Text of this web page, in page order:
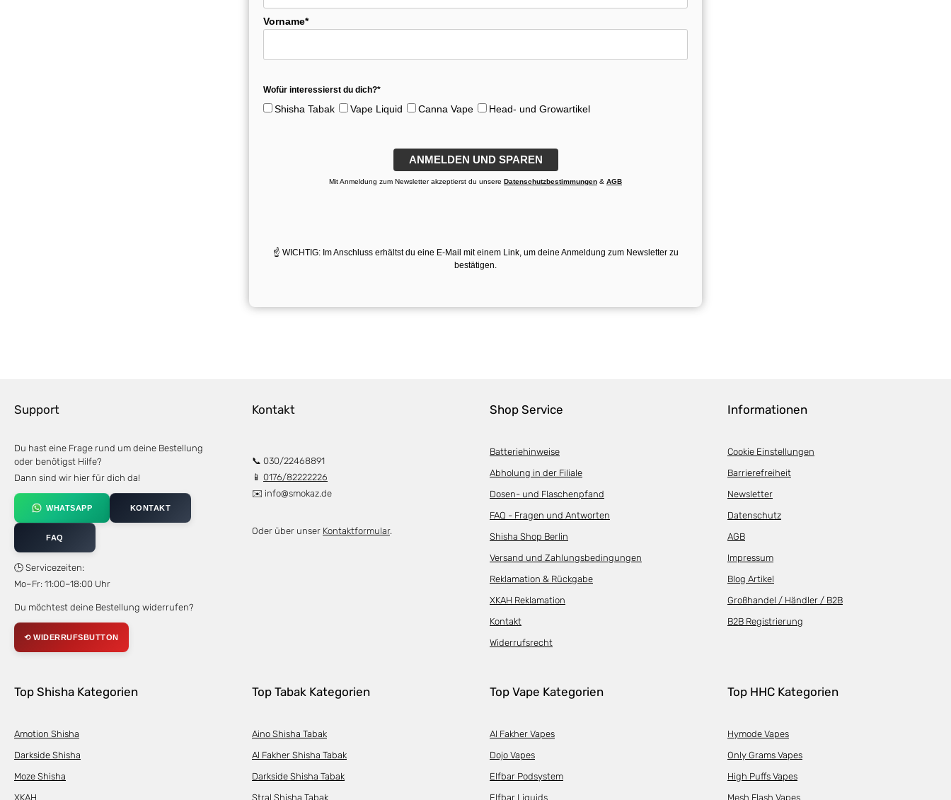
Vorname*
Wofür interessierst du dich?*
Shisha Tabak Vape Liquid Canna Vape Head- und Growartikel
ANMELDEN UND SPAREN
Mit Anmeldung zum Newsletter akzeptierst du unsere Datenschutzbestimmungen & AGB
☝️ WICHTIG: Im Anschluss erhältst du eine E-Mail mit einem Link, um deine Anmeldung zum Newsletter zu
bestätigen.
Support
Du hast eine Frage rund um deine Bestellung
oder benötigst Hilfe?
Dann sind wir hier für dich da!
WHATSAPP KONTAKT
FAQ
🕒 Servicezeiten:
Mo–Fr: 11:00–18:00 Uhr
Du möchtest deine Bestellung widerrufen?
⟲ WIDERRUFSBUTTON
Kontakt
📞 030/22468891
📱 0176/82222226
✉️ info@smokaz.de
Oder über unser Kontaktformular.
Shop Service
Batteriehinweise
Abholung in der Filiale
Dosen- und Flaschenpfand
FAQ - Fragen und Antworten
Shisha Shop Berlin
Versand und Zahlungsbedingungen
Reklamation & Rückgabe
XKAH Reklamation
Kontakt
Widerrufsrecht
Informationen
Cookie Einstellungen
Barrierefreiheit
Newsletter
Datenschutz
AGB
Impressum
Blog Artikel
Großhandel / Händler / B2B
B2B Registrierung
Top Shisha Kategorien
Amotion Shisha
Darkside Shisha
Moze Shisha
XKAH
Top Tabak Kategorien
Aino Shisha Tabak
Al Fakher Shisha Tabak
Darkside Shisha Tabak
Stral Shisha Tabak
Top Vape Kategorien
Al Fakher Vapes
Dojo Vapes
Elfbar Podsystem
Elfbar Liquids
Top HHC Kategorien
Hymode Vapes
Only Grams Vapes
High Puffs Vapes
Mesh Flash Vapes